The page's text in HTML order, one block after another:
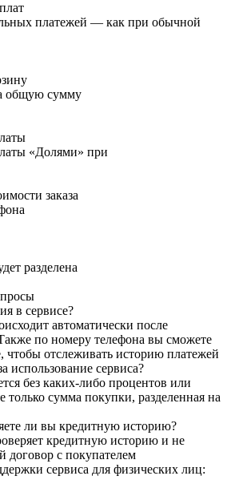
платежей — как при обычной
общую сумму
«Долями» при
заказа
разделена
в сервисе?
автоматически после
по номеру телефона вы сможете
чтобы отслеживать историю платежей
использование сервиса?
без каких-либо процентов или
сумма покупки, разделенная на
ли вы кредитную историю?
кредитную историю и не
договор с покупателем
сервиса для физических лиц: